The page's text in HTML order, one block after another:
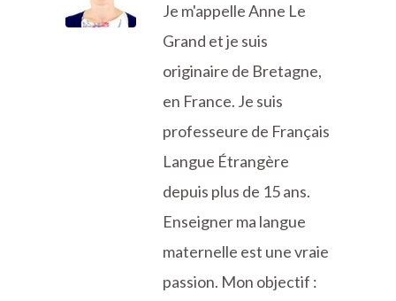
Je m'appelle Anne Le
Grand et je suis
originaire de Bretagne,
en France. Je suis
professeure de Français
Langue Étrangère
depuis plus de 15 ans.
Enseigner ma langue
maternelle est une vraie
passion. Mon objectif :